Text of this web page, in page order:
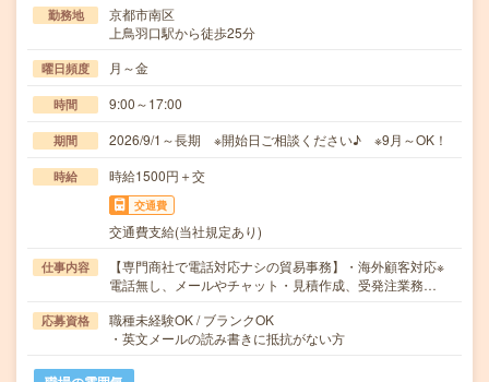
勤務地
京都市南区
上鳥羽口駅から徒歩25分
曜日頻度 月～金
時間 9:00～17:00
期間 2026/9/1～長期 ※開始日ご相談ください♪ ※9月～OK！
時給 時給1500円＋交
交通費
交通費支給(当社規定あり)
仕事内容
【専門商社で電話対応ナシの貿易事務】・海外顧客対応※
電話無し、メールやチャット・見積作成、受発注業務…
応募資格
職種未経験OK / ブランクOK
・英文メールの読み書きに抵抗がない方